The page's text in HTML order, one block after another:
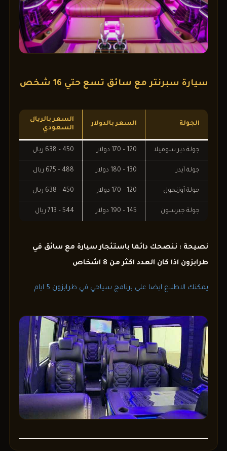
سيارة سبرنتر مع سائق تسع حتي 16 شخص
الجولة السعر بالدولار
السعر بالريال
السعودي
جولة دير سوميلا 120 – 170 دولار 450 – 638 ريال
جولة آيدر 130 – 180 دولار 488 – 675 ريال
جولة أوزنجول 120 – 170 دولار 450 – 638 ريال
جولة جيرسون 145 – 190 دولار 544 – 713 ريال
نصيحة : ننصحك دائما باستئجار سيارة مع سائق في
طرابزون اذا كان العدد اكثر من 8 اشخاص
يمكنك الاطلاع ايضا علي برنامج سياحي في طرابزون 5 ايام